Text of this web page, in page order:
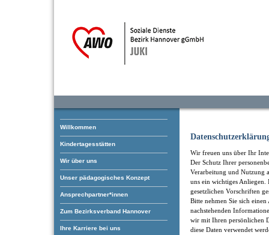
Willkommen
Kindertagesstätten
Wir über uns
Unser pädagogisches Konzept
Ansprechpartner*innen
Zum Bezirksverband Hannover
Ihre Karriere bei uns
Wir freuen uns über Ihr
Der Schutz Ihrer
Verarbeitung und Nutzung
uns ein wichtiges Anliegen.
gesetzlichen Vorschriften
Bitte nehmen Sie sich
nachstehenden
wir mit Ihren persönlichen
diese Daten verwendet